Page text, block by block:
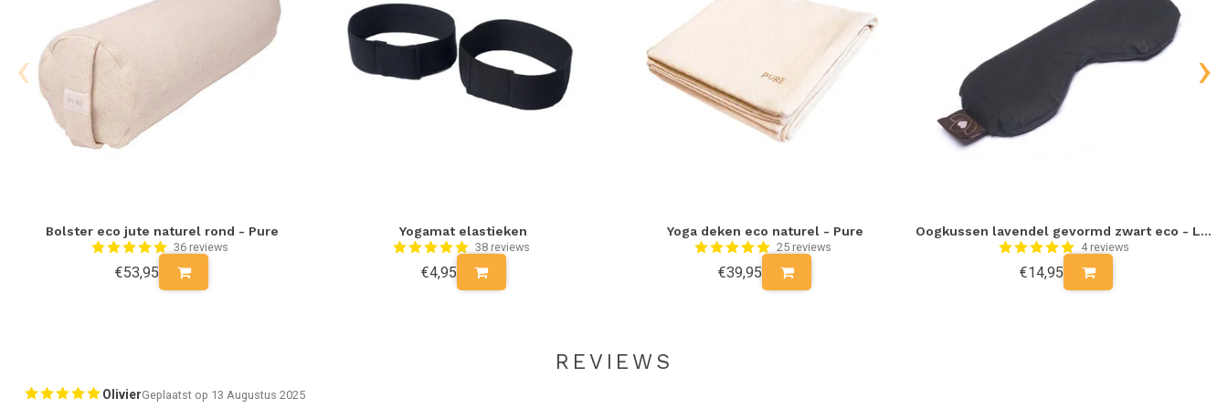
Bolster eco jute naturel rond - Pure
36 reviews
€53,95
Yogamat elastieken
38 reviews
€4,95
Yoga deken eco naturel - Pure
25 reviews
€39,95
Oogkussen lavendel gevormd zwart eco - Lotus
4 reviews
€14,95
‹ ›
REVIEWS
OlivierGeplaatst op 13 Augustus 2025